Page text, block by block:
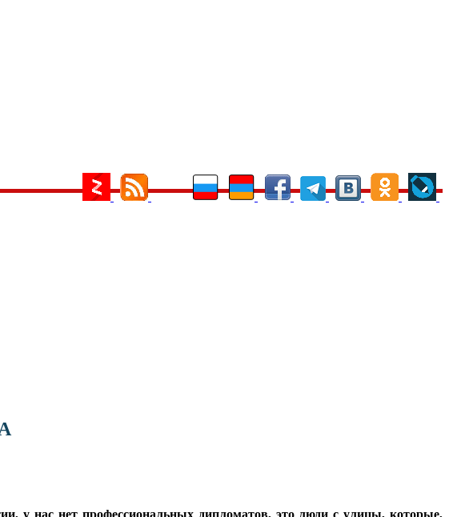
у нас нет профессиональных дипломатов, это люди с улицы, которые,